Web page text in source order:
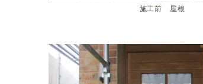
施工前 屋根